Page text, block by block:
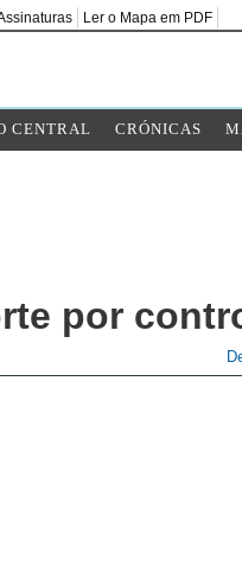
Ler o Mapa em PDF
CENTRAL CRÓNICAS
por